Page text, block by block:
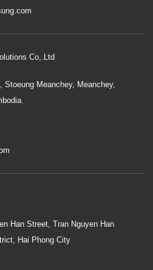
Co,.Ltd
Stoeung Meanchey, Meanchey,
Han Street, Tran Nguyen Han
Hai Phong City